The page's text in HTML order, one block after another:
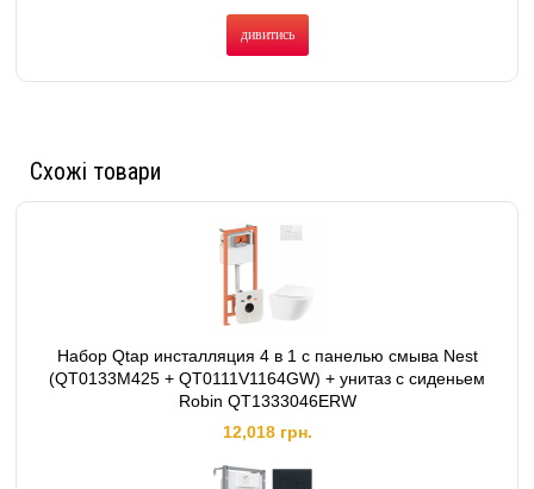
дивитись
Схожі товари
Набор Qtap инсталляция 4 в 1 с панелью смыва Nest
(QT0133M425 + QT0111V1164GW) + унитаз с сиденьем
Robin QT1333046ERW
12,018 грн.